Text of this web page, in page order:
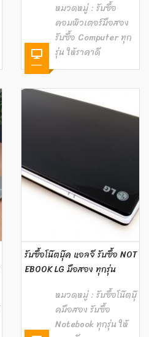
หมวดหมู่ : รับซื้อ
คอมพิวเตอร์มือสอง
รับซื้อ Computer ทุก
รุ่น ให้ราคาดี
รับซื้อโน๊ตบุ๊ค แอลจี รับซื้อ NOT
EBOOK LG มือสอง ทุกรุ่น
หมวดหมู่ : รับซื้อโน๊ตบุ๊
คมือสอง รับซื้อ
Notebook ทุกรุ่น ให้